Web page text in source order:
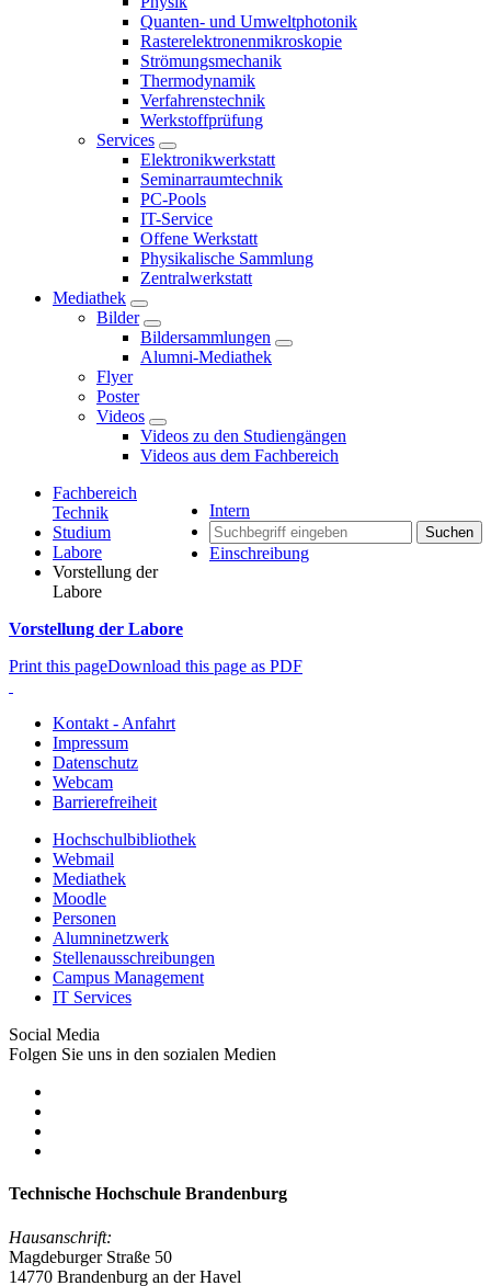
Quanten- und Umweltphotonik
Rasterelektronenmikroskopie
Strömungsmechanik
Thermodynamik
Verfahrenstechnik
Werkstoffprüfung
Services
Elektronikwerkstatt
Seminarraumtechnik
PC-Pools
IT-Service
Offene Werkstatt
Physikalische Sammlung
Zentralwerkstatt
Mediathek
Bilder
Bildersammlungen
Alumni-Mediathek
Flyer
Poster
Videos
Videos zu den Studiengängen
Videos aus dem Fachbereich
Intern
Suchen
Einschreibung
Fachbereich
Technik
Studium
Labore
Vorstellung der
Labore
Vorstellung der Labore
Print this pageDownload this page as PDF
Kontakt - Anfahrt
Impressum
Datenschutz
Webcam
Barrierefreiheit
Hochschulbibliothek
Webmail
Mediathek
Moodle
Personen
Alumninetzwerk
Stellenausschreibungen
Campus Management
IT Services
Social Media
Folgen Sie uns in den sozialen Medien
Technische Hochschule Brandenburg
Hausanschrift:
Magdeburger Straße 50
14770 Brandenburg an der Havel